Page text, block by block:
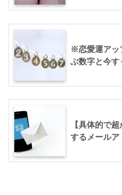
※恋愛運アッ
ぶ数字と今す
【具体的で
するメールア